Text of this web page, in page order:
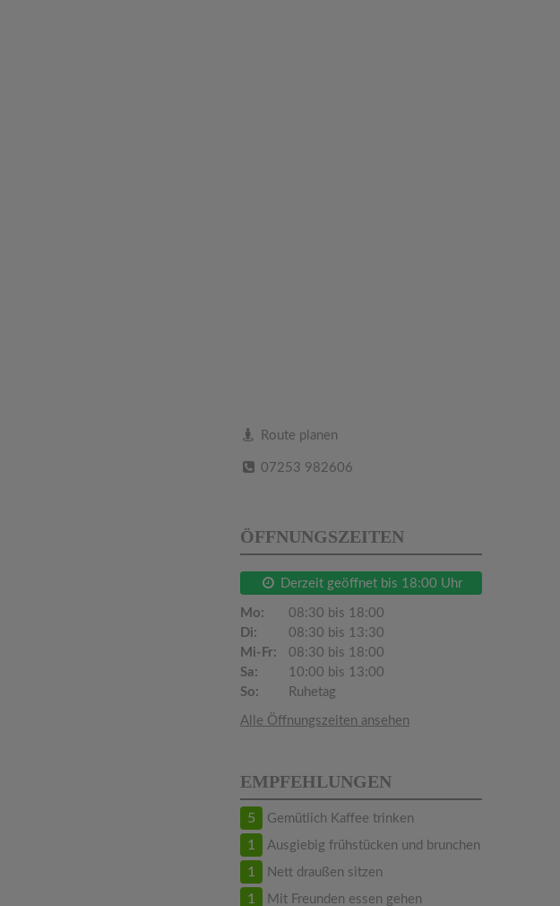
Route planen
07253 982606
ÖFFNUNGSZEITEN
Derzeit geöffnet bis 18:00 Uhr
Mo:
08:30 bis 18:00
Di:
08:30 bis 13:30
Mi-Fr:
08:30 bis 18:00
Sa:
10:00 bis 13:00
So:
Ruhetag
Alle Öffnungszeiten ansehen
EMPFEHLUNGEN
5 Gemütlich Kaffee trinken
1 Ausgiebig frühstücken und brunchen
1 Nett draußen sitzen
1 Mit Freunden essen gehen